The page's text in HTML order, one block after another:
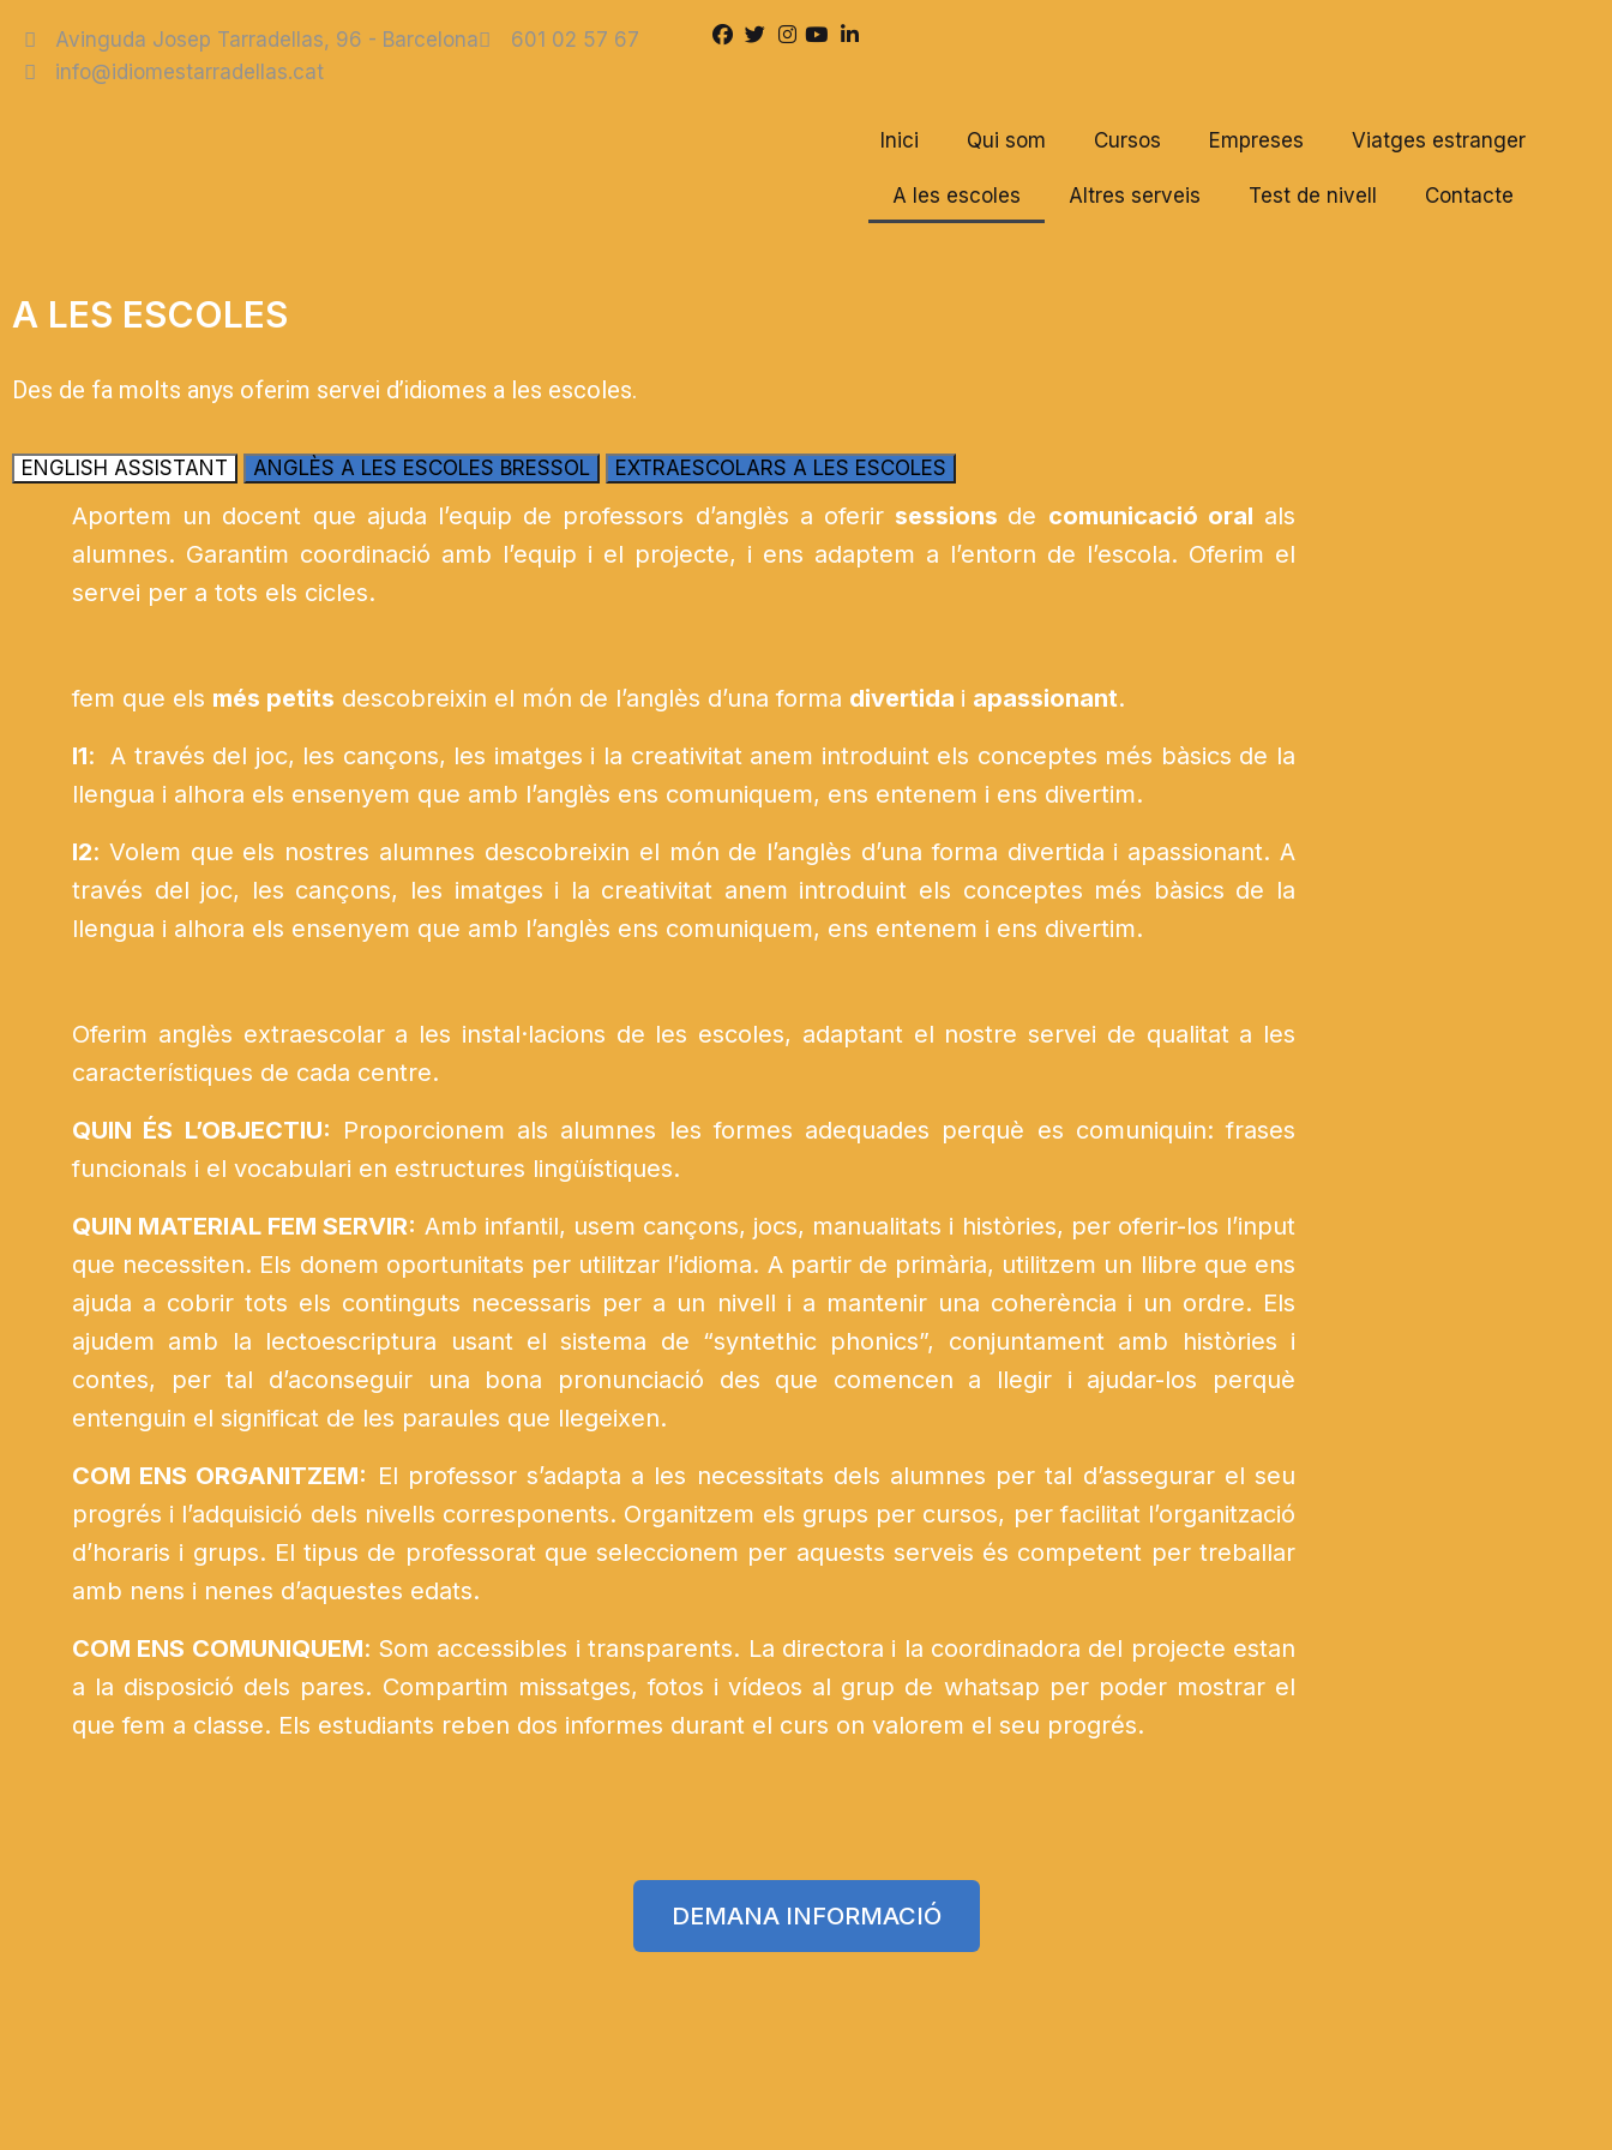
Avinguda Josep Tarradellas, 96 - Barcelona
601 02 57 67
info@idiomestarradellas.cat
Inici Qui som Cursos Empreses Viatges estranger
A les escoles Altres serveis Test de nivell Contacte
A LES ESCOLES
Des de fa molts anys oferim servei d’idiomes a les escoles.
ENGLISH ASSISTANT ANGLÈS A LES ESCOLES BRESSOL EXTRAESCOLARS A LES ESCOLES
Aportem un docent que ajuda l’equip de professors d’anglès a oferir sessions de comunicació oral als
alumnes. Garantim coordinació amb l’equip i el projecte, i ens adaptem a l’entorn de l’escola. Oferim el
servei per a tots els cicles.
fem que els més petits descobreixin el món de l’anglès d’una forma divertida i apassionant.
I1: A través del joc, les cançons, les imatges i la creativitat anem introduint els conceptes més bàsics de la
llengua i alhora els ensenyem que amb l’anglès ens comuniquem, ens entenem i ens divertim.
I2: Volem que els nostres alumnes descobreixin el món de l’anglès d’una forma divertida i apassionant. A
través del joc, les cançons, les imatges i la creativitat anem introduint els conceptes més bàsics de la
llengua i alhora els ensenyem que amb l’anglès ens comuniquem, ens entenem i ens divertim.
Oferim anglès extraescolar a les instal·lacions de les escoles, adaptant el nostre servei de qualitat a les
característiques de cada centre.
QUIN ÉS L’OBJECTIU: Proporcionem als alumnes les formes adequades perquè es comuniquin: frases
funcionals i el vocabulari en estructures lingüístiques.
QUIN MATERIAL FEM SERVIR: Amb infantil, usem cançons, jocs, manualitats i històries, per oferir-los l’input
que necessiten. Els donem oportunitats per utilitzar l’idioma. A partir de primària, utilitzem un llibre que ens
ajuda a cobrir tots els continguts necessaris per a un nivell i a mantenir una coherència i un ordre. Els
ajudem amb la lectoescriptura usant el sistema de “syntethic phonics”, conjuntament amb històries i
contes, per tal d’aconseguir una bona pronunciació des que comencen a llegir i ajudar-los perquè
entenguin el significat de les paraules que llegeixen.
COM ENS ORGANITZEM: El professor s’adapta a les necessitats dels alumnes per tal d’assegurar el seu
progrés i l’adquisició dels nivells corresponents. Organitzem els grups per cursos, per facilitat l’organització
d’horaris i grups. El tipus de professorat que seleccionem per aquests serveis és competent per treballar
amb nens i nenes d’aquestes edats.
COM ENS COMUNIQUEM: Som accessibles i transparents. La directora i la coordinadora del projecte estan
a la disposició dels pares. Compartim missatges, fotos i vídeos al grup de whatsap per poder mostrar el
que fem a classe. Els estudiants reben dos informes durant el curs on valorem el seu progrés.
DEMANA INFORMACIÓ